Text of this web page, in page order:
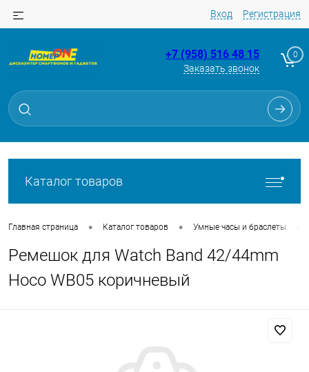
Вход Регистрация
+7 (958) 516 48 15
Заказать звонок
0
Каталог товаров
Главная страница • Каталог товаров • Умные часы и браслеты
Ремешок для Watch Band 42/44mm
Hoco WB05 коричневый
Для клиентов всех банков
Разбейте
без переплат
Сегодня